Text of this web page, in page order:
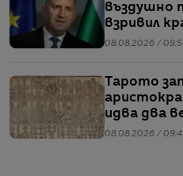
въздушно
взривил
Радев
08.08.2026 /
Тарото
идва два
08.08.2026 /